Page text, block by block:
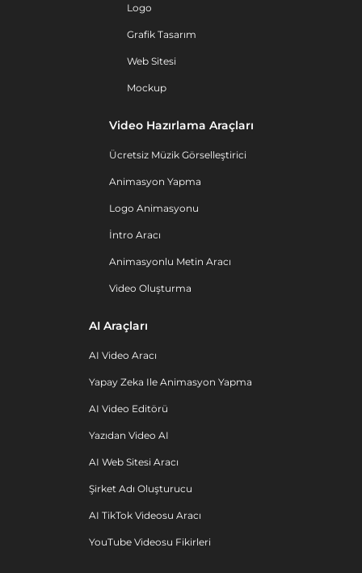
Logo
Grafik Tasarım
Web Sitesi
Mockup
Video Hazırlama Araçları
Ücretsiz Müzik Görselleştirici
Animasyon Yapma
Logo Animasyonu
İntro Aracı
Animasyonlu Metin Aracı
Video Oluşturma
AI Araçları
AI Video Aracı
Yapay Zeka Ile Animasyon Yapma
AI Video Editörü
Yazıdan Video AI
AI Web Sitesi Aracı
Şirket Adı Oluşturucu
AI TikTok Videosu Aracı
YouTube Videosu Fikirleri